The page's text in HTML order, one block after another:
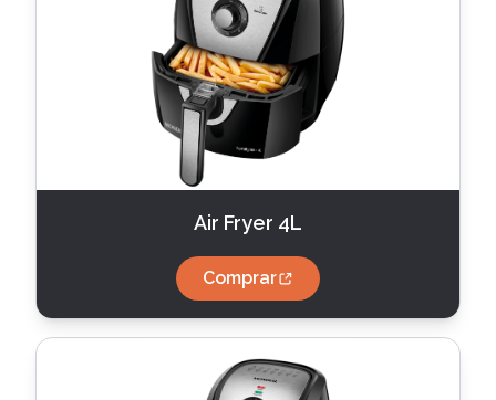
Air Fryer 4L
Comprar